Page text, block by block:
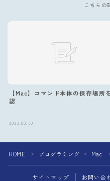
こちらの
【Mac】コマンド本体の保存場所
認
2022.08.30
HOME ＞ プログラミング ＞ Mac
サイトマップ お問い合